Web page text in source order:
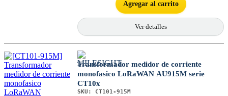
Agregar al carrito
Ver detalles
Transformador medidor de corriente
monofasico LoRaWAN AU915M serie
CT10x
SKU: CT101-915M